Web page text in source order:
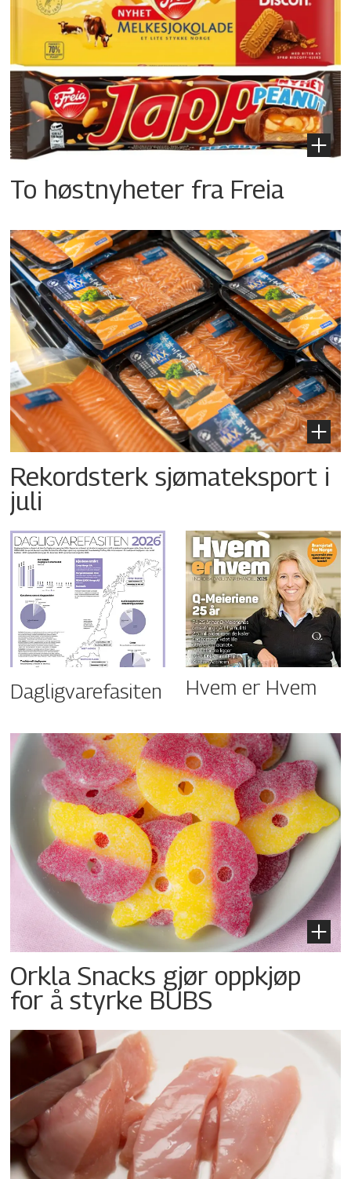
To høstnyheter fra Freia
Rekordsterk sjømateksport i
juli
Dagligvarefasiten Hvem er Hvem
Orkla Snacks gjør oppkjøp
for å styrke BUBS